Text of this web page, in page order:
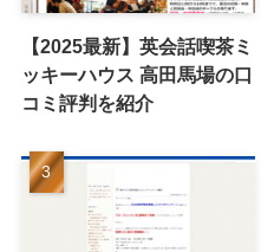
【2025最新】英会話喫茶ミ
ッキーハウス 高田馬場の口
コミ評判を紹介